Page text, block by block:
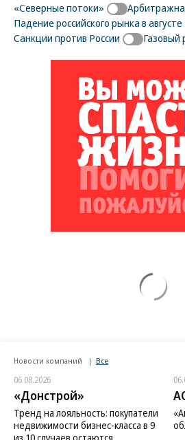
«Северные потоки»
Падение российского рынка в
Санкции против России
Газовый
Новости компаний Все
06.08.2026
«Донстрой»
Тренд на лояльность: покупатели
недвижимости бизнес-класса в 9